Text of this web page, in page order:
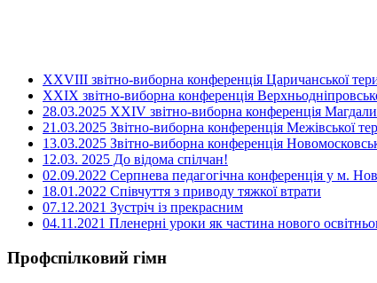
ХХVIII звітно-виборна конференція Царичанської
XXIX звітно-виборна конференція
28.03.2025 ХХІV звітно-виборна конференція
21.03.2025 Звітно-виборна конференція Межівської
13.03.2025 Звітно-виборна конференція
12.03. 2025 До відома спілчан!
02.09.2022 Серпнева педагогічна конференція у м.
18.01.2022 Співчуття з приводу тяжкої втрати
07.12.2021 Зустріч із прекрасним
04.11.2021 Пленерні уроки як частина нового
Профспілковий гімн